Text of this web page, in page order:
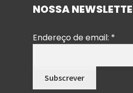
NOSSA
Endereço de email: *